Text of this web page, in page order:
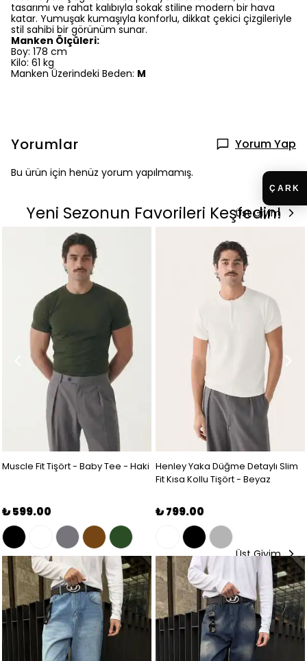
tasarımı ve rahat kalıbıyla sokak stiline modern bir hava
katar. Yumuşak kumaşıyla konforlu, dikkat çekici çizgileriyle
stil sahibi bir görünüm sunar.
Manken Ölçüleri:
Boy: 178 cm
Kilo: 61 kg
Manken Üzerindeki Beden: M
Yorumlar Yorum Yap
Bu ürün için henüz yorum yapılmamış.
Yeni Sezonun Favorileri Keşfedin!
Üst Giyim
Muscle Fit Tişört - Baby Tee - Haki
₺ 599.00
Henley Yaka Düğme Detaylı Slim
Fit Kısa Kollu Tişört - Beyaz
₺ 799.00
Üst Giyim